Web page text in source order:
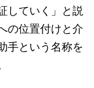
していく」と説
の位置付けと介
手という名称を